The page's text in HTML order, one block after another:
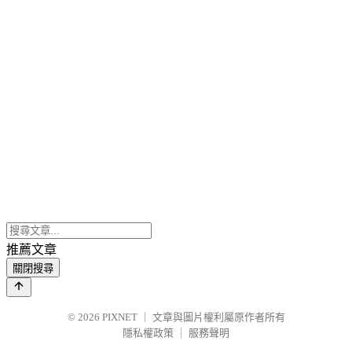
推薦文章
關閉搜尋
© 2026 PIXNET
文章與圖片權利屬原作者所有
隱私權政策
服務聲明